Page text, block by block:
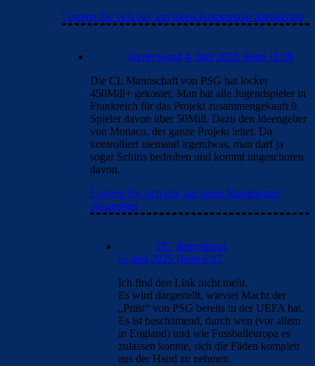
Loggen Sie sich ein, um einen Kommentar abzugeben
bretterwand 4. Juni 2025 Beim 11:39
Die CL Mannschaft von PSG hat locker
450Mill+ gekostet. Man hat alle Jugendspieler in
Frankreich für das Projekt zusammengekauft 9
Spieler davon über 50Mill. Dazu den Ideengeber
von Monaco, der ganze Projekt leitet. Da
kontrolliert niemand irgendwas, man darf ja
sogar Schiris bedrohen und kommt ungeschoren
davon.
Loggen Sie sich ein, um einen Kommentar
abzugeben
FC_Barcelona1
5. Juni 2025 Beim 6:07
Ich find den Link nicht mehr.
Es wird dargestellt, wieviel Macht der
„Präsi“ von PSG bereits in der UEFA hat.
Es ist beschämend, durch wen (vor allem
in England) und wie Fussballeuropa es
zulassen konnte, sich die Fäden komplett
aus der Hand zu nehmen.